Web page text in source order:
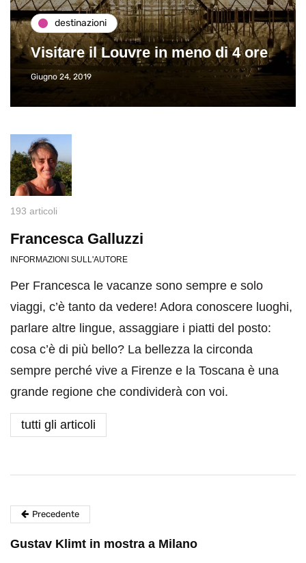
destinazioni
Visitare il Louvre in meno di 4 ore
Giugno 24, 2019
193 articoli
Francesca Galluzzi
INFORMAZIONI SULL'AUTORE
Per Francesca le vacanze sono sempre e solo
viaggi, c’è tanto da vedere! Adora conoscere luoghi,
parlare altre lingue, assaggiare i piatti del posto:
cosa c’è di più bello? La bellezza la circonda
sempre perché vive a Firenze e la Toscana è una
grande regione che condividerà con voi.
tutti gli articoli
Precedente
Gustav Klimt in mostra a Milano